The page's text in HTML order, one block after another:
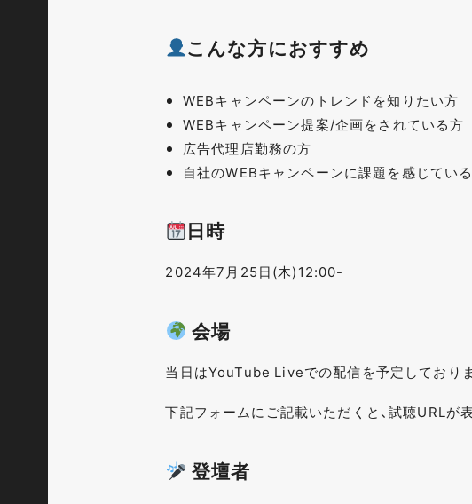
こんな方におすすめ
WEBキャンペーンのトレンドを知りたい方
WEBキャンペーン提案/企画をされている方
広告代理店勤務の方
自社のWEBキャンペーンに課題を感じてい
日時
2024年7月25日(木)12:00-
会場
当日はYouTube Liveでの配信を予定しておりま
下記フォームにご記載いただくと、試聴URLが
登壇者